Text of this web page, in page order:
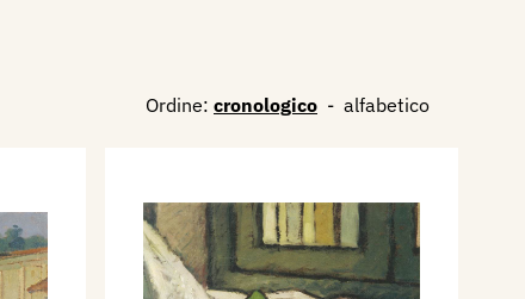
Ordine: cronologico - alfabetico